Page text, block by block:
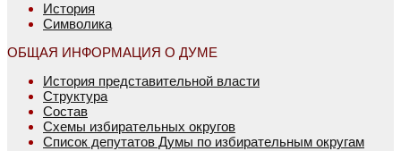
История
Символика
ОБЩАЯ ИНФОРМАЦИЯ О ДУМЕ
История представительной власти
Структура
Состав
Схемы избирательных округов
Список депутатов Думы по избирательным округам